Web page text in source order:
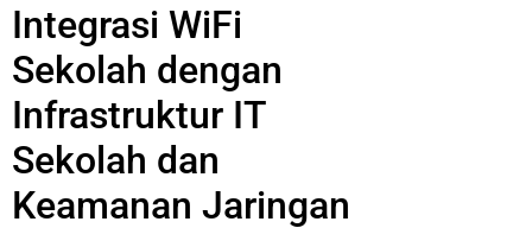
Integrasi WiFi
Sekolah dengan
Infrastruktur IT
Sekolah dan
Keamanan Jaringan